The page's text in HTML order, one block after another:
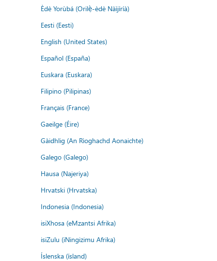
Èdè Yorùbá (Orilẹ̀-èdè Nàìjíríà)
Eesti (Eesti)
English (United States)
Español (España)
Euskara (Euskara)
Filipino (Pilipinas)
Français (France)
Gaeilge (Éire)
Gàidhlig (An Rìoghachd Aonaichte)
Galego (Galego)
Hausa (Najeriya)
Hrvatski (Hrvatska)
Indonesia (Indonesia)
isiXhosa (eMzantsi Afrika)
isiZulu (iNingizimu Afrika)
Íslenska (ísland)